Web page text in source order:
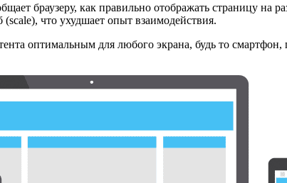
браузеру, как правильно отображать страницу на
что ухудшает опыт взаимодействия.
оптимальным для любого экрана, будь то